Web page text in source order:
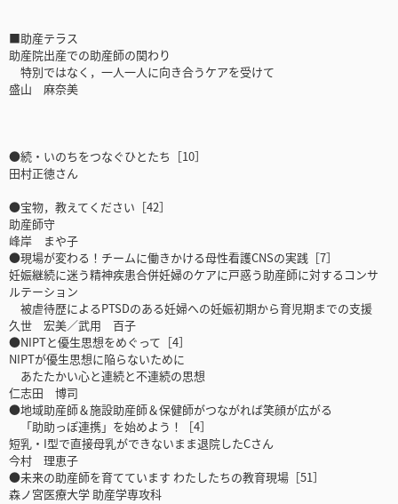
■助産テラス
助産院出産での助産師の関わり
特別ではなく，一人一人に向き合うケアを受けて
盛山 麻奈美
●続・いのちをつなぐひとたち［10］
田村正徳さん
●宝物，教えてください［42］
助産師守
峰岸 まや子
●現場が変わる！チームに働きかける母性看護CNSの実践［7］
妊娠継続に迷う精神疾患合併妊婦のケアに戸惑う助産師に対するコンサ
ルテーション
被虐待歴によるPTSDのある妊婦への妊娠初期から育児期までの支援
久世 宏美／武用 百子
●NIPTと優生思想をめぐって［4］
NIPTが優生思想に陥らないために
あたたかい心と連続と不連続の思想
仁志田 博司
●地域助産師＆施設助産師＆保健師がつながれば笑顔が広がる
「助助っぽ連携」を始めよう！［4］
短乳・I型で直接母乳ができないまま退院したCさん
今村 理恵子
●未来の助産師を育てています わたしたちの教育現場［51］
森ノ宮医療大学 助産学専攻科